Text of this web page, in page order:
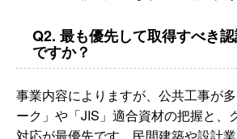
Q2. 最も優先して取得すべき
ですか？
事業内容によりますが、公共工事が
ーク」や「JIS」適合資材の把握と、